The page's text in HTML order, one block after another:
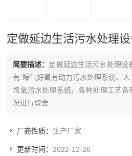
定做延边生活污水处理
简要描述： 定做延边生活污水处理设
有:曝气好氧有动力污水处理系统、
增氧污水处理系统，各种处理工艺
况进行取舍
厂商性质： 生产厂家
更新时间： 2022-12-26